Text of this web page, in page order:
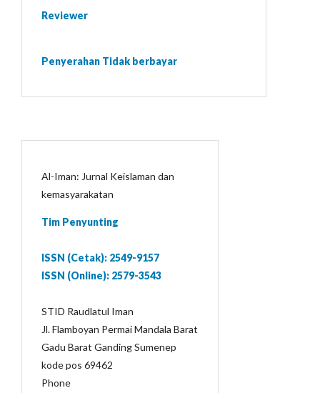
Reviewer
Penyerahan Tidak berbayar
Al-Iman: Jurnal Keislaman dan
kemasyarakatan
Tim Penyunting
ISSN (Cetak): 2549-9157
ISSN (Online): 2579-3543
STID Raudlatul Iman
Jl. Flamboyan Permai Mandala Barat
Gadu Barat Ganding Sumenep
kode pos 69462
Phone